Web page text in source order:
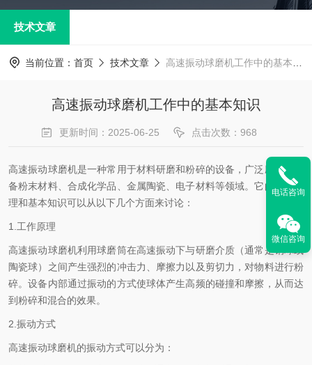
技术文章
当前位置： 首页 技术文章 高速振动球磨机工作中的基本知识
高速振动球磨机工作中的基本知识
更新时间：2025-06-25 点击次数：968
高速振动球磨机是一种常用于材料研磨和粉碎的设备，广泛应用于制
备粉末材料、合成化学品、金属陶瓷、电子材料等领域。它的工作原
理和基本知识可以从以下几个方面来讨论：
1.工作原理
高速振动球磨机利用球磨筒在高速振动下与研磨介质（通常是钢球或
陶瓷球）之间产生强烈的冲击力、摩擦力以及剪切力，对物料进行粉
碎。设备内部通过振动的方式使球体产生高频的碰撞和摩擦，从而达
到粉碎和混合的效果。
2.振动方式
高速振动球磨机的振动方式可以分为：
电话咨询
微信咨询